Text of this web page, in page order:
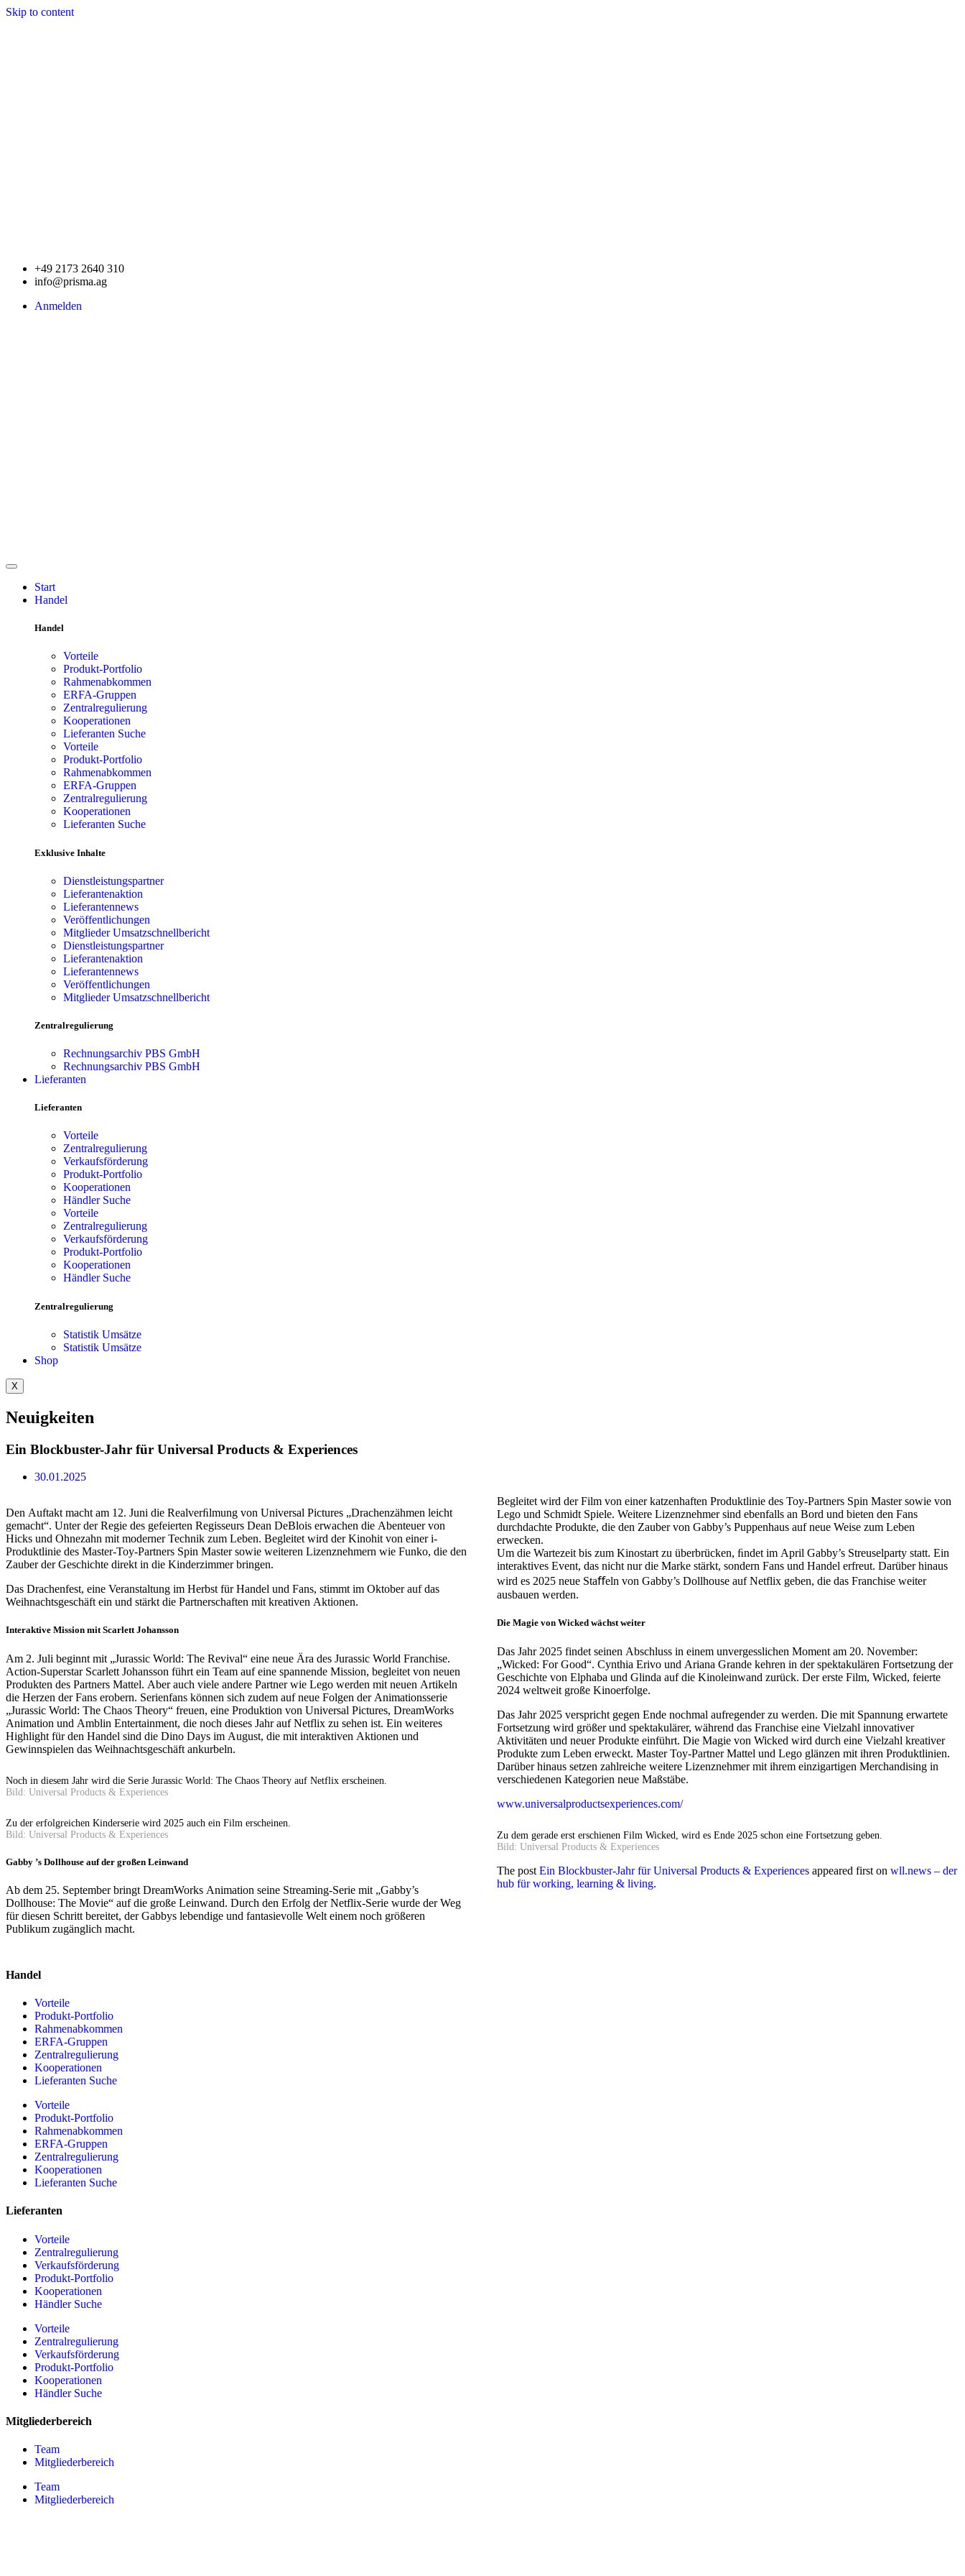
Skip to content
+49 2173 2640 310
info@prisma.ag
Anmelden
Start
Handel
Handel
Vorteile
Produkt-Portfolio
Rahmenabkommen
ERFA-Gruppen
Zentralregulierung
Kooperationen
Lieferanten Suche
Vorteile
Produkt-Portfolio
Rahmenabkommen
ERFA-Gruppen
Zentralregulierung
Kooperationen
Lieferanten Suche
Exklusive Inhalte
Dienstleistungspartner
Lieferantenaktion
Lieferantennews
Veröffentlichungen
Mitglieder Umsatzschnellbericht
Dienstleistungspartner
Lieferantenaktion
Lieferantennews
Veröffentlichungen
Mitglieder Umsatzschnellbericht
Zentralregulierung
Rechnungsarchiv PBS GmbH
Rechnungsarchiv PBS GmbH
Lieferanten
Lieferanten
Vorteile
Zentralregulierung
Verkaufsförderung
Produkt-Portfolio
Kooperationen
Händler Suche
Vorteile
Zentralregulierung
Verkaufsförderung
Produkt-Portfolio
Kooperationen
Händler Suche
Zentralregulierung
Statistik Umsätze
Statistik Umsätze
Shop
X
Neuigkeiten
Ein Blockbuster-Jahr für Universal Products & Experiences
30.01.2025
Den Auftakt macht am 12. Juni die Realverﬁlmung von Universal Pictures „Drachenzähmen leicht
gemacht“. Unter der Regie des gefeierten Regisseurs Dean DeBlois erwachen die Abenteuer von
Hicks und Ohnezahn mit moderner Technik zum Leben. Begleitet wird der Kinohit von einer i-
Produktlinie des Master-Toy-Partners Spin Master sowie weiteren Lizenznehmern wie Funko, die den
Zauber der Geschichte direkt in die Kinderzimmer bringen.
Das Drachenfest, eine Veranstaltung im Herbst für Handel und Fans, stimmt im Oktober auf das
Weihnachtsgeschäft ein und stärkt die Partnerschaften mit kreativen Aktionen.
Interaktive Mission mit Scarlett Johansson
Am 2. Juli beginnt mit „Jurassic World: The Revival“ eine neue Ära des Jurassic World Franchise.
Action-Superstar Scarlett Johansson führt ein Team auf eine spannende Mission, begleitet von neuen
Produkten des Partners Mattel. Aber auch viele andere Partner wie Lego werden mit neuen Artikeln
die Herzen der Fans erobern. Serienfans können sich zudem auf neue Folgen der Animationsserie
„Jurassic World: The Chaos Theory“ freuen, eine Produktion von Universal Pictures, DreamWorks
Animation und Amblin Entertainment, die noch dieses Jahr auf Netflix zu sehen ist. Ein weiteres
Highlight für den Handel sind die Dino Days im August, die mit interaktiven Aktionen und
Gewinnspielen das Weihnachtsgeschäft ankurbeln.
Noch in diesem Jahr wird die Serie Jurassic World: The Chaos Theory auf Netflix erscheinen.
Bild: Universal Products & Experiences
Zu der erfolgreichen Kinderserie wird 2025 auch ein Film erscheinen.
Bild: Universal Products & Experiences
Gabby ’s Dollhouse auf der großen Leinwand
Ab dem 25. September bringt DreamWorks Animation seine Streaming-Serie mit „Gabby’s
Dollhouse: The Movie“ auf die große Leinwand. Durch den Erfolg der Netflix-Serie wurde der Weg
für diesen Schritt bereitet, der Gabbys lebendige und fantasievolle Welt einem noch größeren
Publikum zugänglich macht.
Begleitet wird der Film von einer katzenhaften Produktlinie des Toy-Partners Spin Master sowie von
Lego und Schmidt Spiele. Weitere Lizenznehmer sind ebenfalls an Bord und bieten den Fans
durchdachte Produkte, die den Zauber von Gabby’s Puppenhaus auf neue Weise zum Leben
erwecken.
Um die Wartezeit bis zum Kinostart zu überbrücken, ﬁndet im April Gabby’s Streuselparty statt. Ein
interaktives Event, das nicht nur die Marke stärkt, sondern Fans und Handel erfreut. Darüber hinaus
wird es 2025 neue Staﬀeln von Gabby’s Dollhouse auf Netflix geben, die das Franchise weiter
ausbauen werden.
Die Magie von Wicked wächst weiter
Das Jahr 2025 findet seinen Abschluss in einem unvergesslichen Moment am 20. November:
„Wicked: For Good“. Cynthia Erivo und Ariana Grande kehren in der spektakulären Fortsetzung der
Geschichte von Elphaba und Glinda auf die Kinoleinwand zurück. Der erste Film, Wicked, feierte
2024 weltweit große Kinoerfolge.
Das Jahr 2025 verspricht gegen Ende nochmal aufregender zu werden. Die mit Spannung erwartete
Fortsetzung wird größer und spektakulärer, während das Franchise eine Vielzahl innovativer
Aktivitäten und neuer Produkte einführt. Die Magie von Wicked wird durch eine Vielzahl kreativer
Produkte zum Leben erweckt. Master Toy-Partner Mattel und Lego glänzen mit ihren Produktlinien.
Darüber hinaus setzen zahlreiche weitere Lizenznehmer mit ihrem einzigartigen Merchandising in
verschiedenen Kategorien neue Maßstäbe.
www.universalproductsexperiences.com/
Zu dem gerade erst erschienen Film Wicked, wird es Ende 2025 schon eine Fortsetzung geben.
Bild: Universal Products & Experiences
The post Ein Blockbuster-Jahr für Universal Products & Experiences appeared first on wll.news – der
hub für working, learning & living.
Handel
Vorteile
Produkt-Portfolio
Rahmenabkommen
ERFA-Gruppen
Zentralregulierung
Kooperationen
Lieferanten Suche
Vorteile
Produkt-Portfolio
Rahmenabkommen
ERFA-Gruppen
Zentralregulierung
Kooperationen
Lieferanten Suche
Lieferanten
Vorteile
Zentralregulierung
Verkaufsförderung
Produkt-Portfolio
Kooperationen
Händler Suche
Vorteile
Zentralregulierung
Verkaufsförderung
Produkt-Portfolio
Kooperationen
Händler Suche
Mitgliederbereich
Team
Mitgliederbereich
Team
Mitgliederbereich